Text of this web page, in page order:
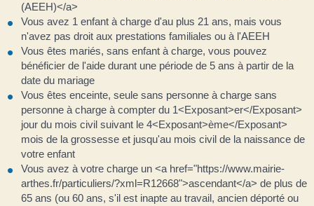
(AEEH)</a>
Vous avez 1 enfant à charge d'au plus 21 ans, mais vous
n'avez pas droit aux prestations familiales ou à l'AEEH
Vous êtes mariés, sans enfant à charge, vous pouvez
bénéficier de l'aide durant une période de 5 ans à partir de la
date du mariage
Vous êtes enceinte, seule sans personne à charge sans
personne à charge à compter du 1<Exposant>er</Exposant>
jour du mois civil suivant le 4<Exposant>ème</Exposant>
mois de la grossesse et jusqu'au mois civil de la naissance de
votre enfant
Vous avez à votre charge un <a href="https://www.mairie-
arthes.fr/particuliers/?xml=R12668">ascendant</a> de plus de
65 ans (ou 60 ans, s'il est inapte au travail, ancien déporté ou